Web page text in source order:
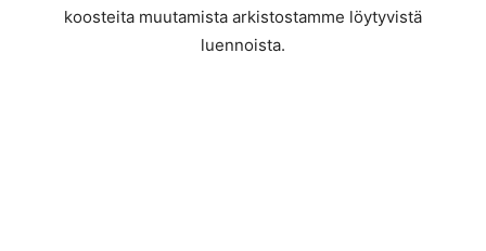
koosteita muutamista arkistostamme löytyvistä
luennoista.